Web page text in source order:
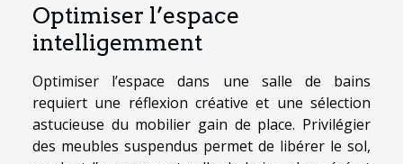
Optimiser l’espace
intelligemment
Optimiser l’espace dans une salle de bains
requiert une réflexion créative et une sélection
astucieuse du mobilier gain de place. Privilégier
des meubles suspendus permet de libérer le sol,